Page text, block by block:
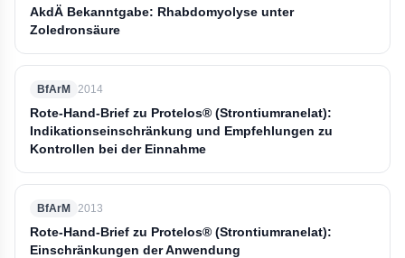
AkdÄ Bekanntgabe: Rhabdomyolyse unter
Zoledronsäure
BfArM 2014
Rote-Hand-Brief zu Protelos® (Strontiumranelat):
Indikationseinschränkung und Empfehlungen zu
Kontrollen bei der Einnahme
BfArM 2013
Rote-Hand-Brief zu Protelos® (Strontiumranelat):
Einschränkungen der Anwendung